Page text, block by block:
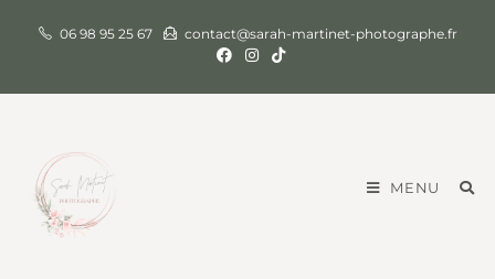
06 98 95 25 67 contact@sarah-martinet-photographe.fr
MENU